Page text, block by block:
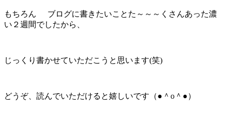
もちろん
ブログに書きたいことた～～～くさんあった濃
い２週間でしたから、
じっくり書かせていただこうと思います(笑)
どうぞ、読んでいただけると嬉しいです（●＾o＾●）